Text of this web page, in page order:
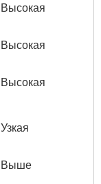
Высокая
Высокая
Высокая
Узкая
Выше